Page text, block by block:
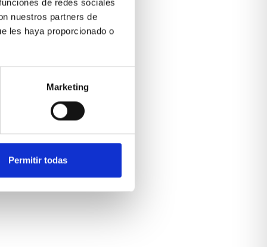
de redes sociales
nuestros partners de
les haya proporcionado o
Marketing
Permitir todas